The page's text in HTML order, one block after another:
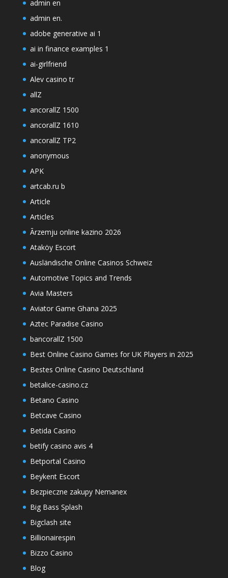
admin en
admin en.
adobe generative ai 1
ai in finance examples 1
ai-girlfriend
Alev casino tr
allZ
ancorallZ 1500
ancorallZ 1610
ancorallZ TP2
anonymous
APK
artcab.ru b
Article
Articles
Ārzemju online kazino 2026
Ataköy Escort
Ausländische Online Casinos Schweiz
Automotive Topics and Trends
Avia Masters
Aviator Game Ghana 2025
Aztec Paradise Casino
bancorallZ 1500
Best Online Casino Games for UK Players in 2025
Bestes Online Casino Deutschland
betalice-casino.cz
Betano Casino
Betcave Casino
Betida Casino
betify casino avis 4
Betportal Casino
Beykent Escort
Bezpieczne zakupy Nemanex
Big Bass Splash
Bigclash site
Billionairespin
Bizzo Casino
Blog